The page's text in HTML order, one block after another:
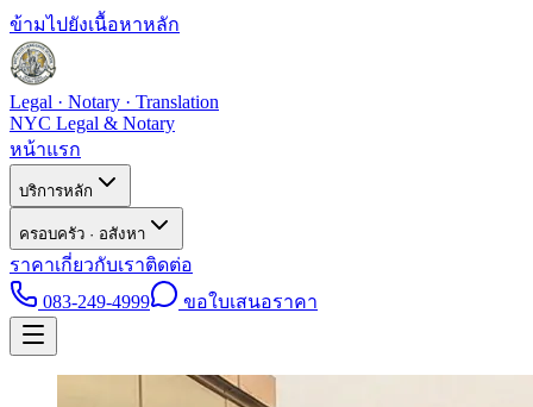
ข้ามไปยังเนื้อหาหลัก
Legal · Notary · Translation
NYC Legal & Notary
หน้าแรก
บริการหลัก
ครอบครัว · อสังหา
ราคาเกี่ยวกับเราติดต่อ
083-249-4999
ขอใบเสนอราคา